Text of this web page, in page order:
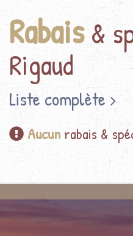
Rabais&
Rigaud
Liste complète
Aucun rabais &